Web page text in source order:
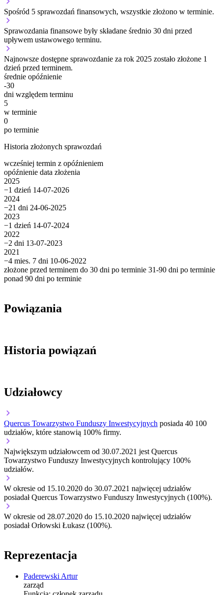
Spośród 5 sprawozdań finansowych, wszystkie złożono w terminie.
Sprawozdania finansowe były składane średnio 30 dni przed
upływem ustawowego terminu.
Najnowsze dostępne sprawozdanie za rok 2025 zostało złożone 1
dzień przed terminem.
średnie opóźnienie
-30
dni względem terminu
5
w terminie
0
po terminie
Historia złożonych sprawozdań
wcześniej termin z opóźnieniem
opóźnienie data złożenia
2025
−1 dzień 14-07-2026
2024
−21 dni 24-06-2025
2023
−1 dzień 14-07-2024
2022
−2 dni 13-07-2023
2021
−4 mies. 7 dni 10-06-2022
złożone przed terminem do 30 dni po terminie 31-90 dni po terminie
ponad 90 dni po terminie
Powiązania
Historia powiązań
Udziałowcy
Quercus Towarzystwo Funduszy Inwestycyjnych posiada 40 100
udziałów, które stanowią 100% firmy.
Największym udziałowcem od 30.07.2021 jest Quercus
Towarzystwo Funduszy Inwestycyjnych kontrolujący 100%
udziałów.
W okresie od 15.10.2020 do 30.07.2021 najwięcej udziałów
posiadał Quercus Towarzystwo Funduszy Inwestycyjnych (100%).
W okresie od 28.07.2020 do 15.10.2020 najwięcej udziałów
posiadał Orłowski Łukasz (100%).
Reprezentacja
Paderewski Artur
zarząd